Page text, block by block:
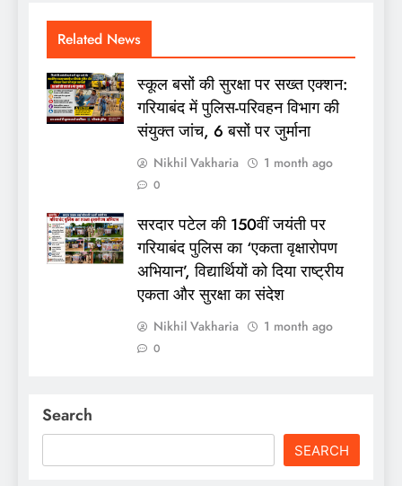
Related News
स्कूल बसों की सुरक्षा पर सख्त एक्शन:
गरियाबंद में पुलिस-परिवहन विभाग की
संयुक्त जांच, 6 बसों पर जुर्माना
Nikhil Vakharia 1 month ago
0
सरदार पटेल की 150वीं जयंती पर
गरियाबंद पुलिस का ‘एकता वृक्षारोपण
अभियान’, विद्यार्थियों को दिया राष्ट्रीय
एकता और सुरक्षा का संदेश
Nikhil Vakharia 1 month ago
0
Search
SEARCH